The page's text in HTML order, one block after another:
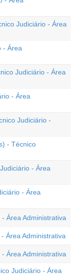
Judiciário - Área
- Área
Judiciário - Área
- Área
Judiciário -
- Técnico
- Área
- Área
Área Administrativa
Área Administrativa
Área Administrativa
Judiciário - Área